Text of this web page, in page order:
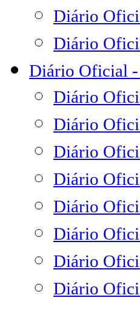
Diário
Diário
Diário Oficial
Diário
Diário
Diário
Diário
Diário
Diário
Diário
Diário